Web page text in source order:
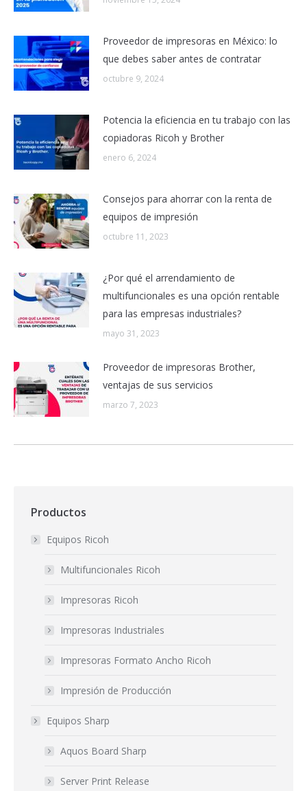
Proveedor de impresoras en México: lo
que debes saber antes de contratar
octubre 9, 2024
Potencia la eficiencia en tu trabajo con las
copiadoras Ricoh y Brother
enero 6, 2024
Consejos para ahorrar con la renta de
equipos de impresión
octubre 11, 2023
¿Por qué el arrendamiento de
multifuncionales es una opción rentable
para las empresas industriales?
mayo 31, 2023
Proveedor de impresoras Brother,
ventajas de sus servicios
marzo 7, 2023
Productos
Equipos Ricoh
Multifuncionales Ricoh
Impresoras Ricoh
Impresoras Industriales
Impresoras Formato Ancho Ricoh
Impresión de Producción
Equipos Sharp
Aquos Board Sharp
Server Print Release